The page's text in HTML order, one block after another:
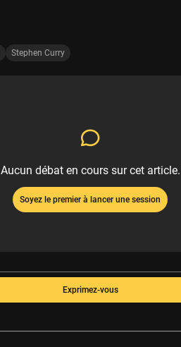
Stephen Curry
Aucun débat en cours sur cet article.
Soyez le premier à lancer une session
Exprimez-vous